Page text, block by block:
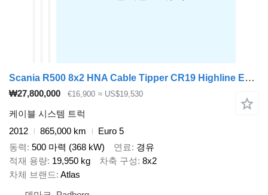
Scania R500 8x2 HNA Cable Tipper CR19 Highline Euro 5
₩27,800,000 €16,900 ≈ US$19,530
케이블 시스템 트럭
2012
865,000 km
Euro 5
동력 500 마력 (368 kW) 연료
경유
적재 용량 19,950 kg 차축 구성 8x2
차체 브랜드 Atlas